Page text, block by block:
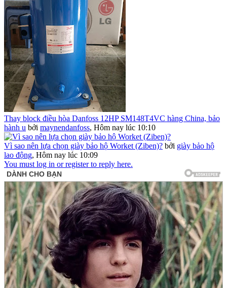
Thay block điều hòa Danfoss 12HP SM148T4VC hàng China, bảo
hành u bởi maynendanfoss, Hôm nay lúc 10:10
Vì sao nên lựa chọn giày bảo hộ Worket (Ziben)? bởi giày bảo hộ
lao động, Hôm nay lúc 10:09
You must log in or register to reply here.